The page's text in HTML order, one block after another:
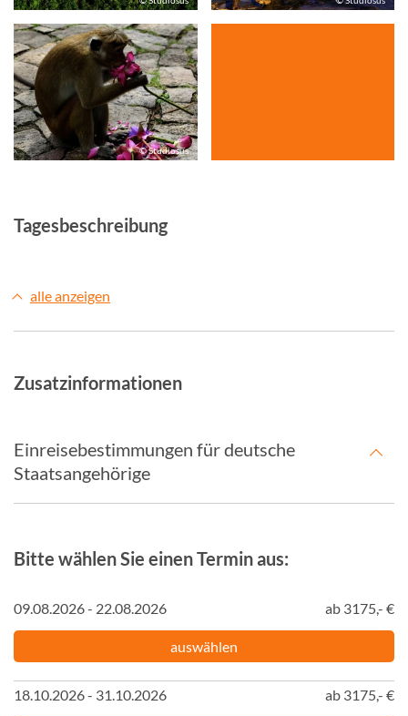
© Studiosus
Tagesbeschreibung
alle anzeigen
Zusatzinformationen
Einreisebestimmungen für deutsche
Staatsangehörige
Bitte wählen Sie einen Termin aus:
09.08.2026 - 22.08.2026 ab 3175,- €
auswählen
18.10.2026 - 31.10.2026 ab 3175,- €